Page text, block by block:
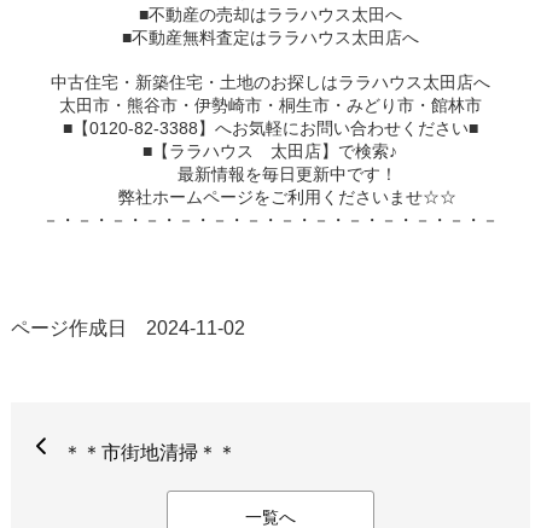
■不動産の売却はララハウス太田へ
■不動産無料査定はララハウス太田店へ
中古住宅・新築住宅・土地のお探しはララハウス太田店へ
太田市・熊谷市・伊勢崎市・桐生市・みどり市・館林市
■【0120-82-3388 】へお気軽にお問い合わせください■
■【ララハウス 太田店】で検索♪
最新情報を毎日更新中です！
弊社ホームページをご利用くださいませ☆☆
－・－・－・－・－・－・－・－・－・－・－・－・－・－
ページ作成日 2024-11-02
＊＊市街地清掃＊＊
一覧へ